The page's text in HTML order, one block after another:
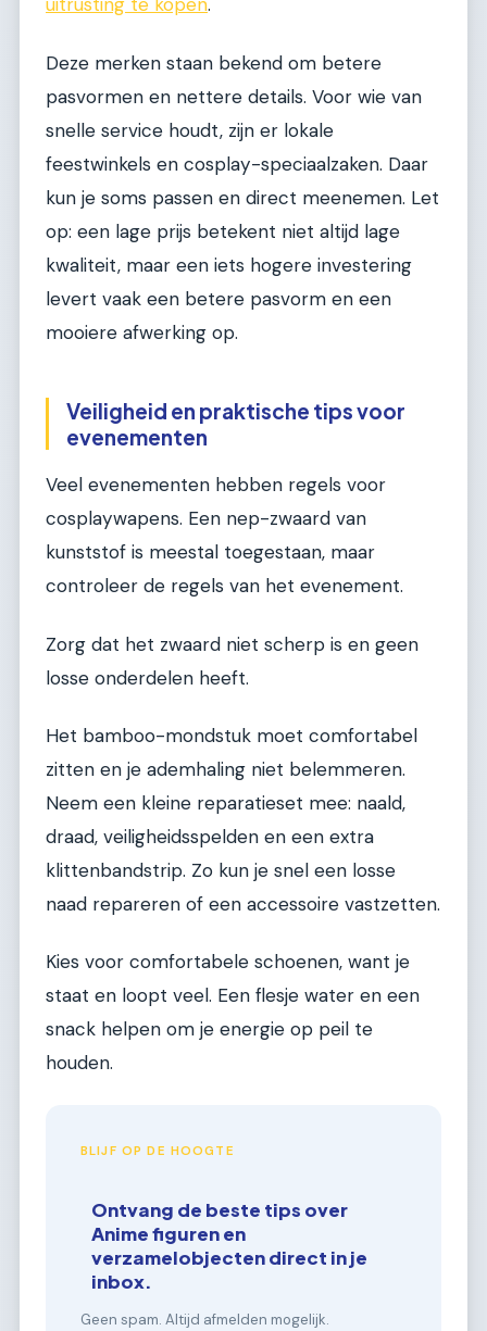
Deze merken staan bekend om betere
pasvormen en nettere details. Voor wie van
snelle service houdt, zijn er lokale
feestwinkels en cosplay-speciaalzaken. Daar
kun je soms passen en direct meenemen. Let
op: een lage prijs betekent niet altijd lage
kwaliteit, maar een iets hogere investering
levert vaak een betere pasvorm en een
mooiere afwerking op.
Veiligheid en praktische tips voor
evenementen
Veel evenementen hebben regels voor
cosplaywapens. Een nep-zwaard van
kunststof is meestal toegestaan, maar
controleer de regels van het evenement.
Zorg dat het zwaard niet scherp is en geen
losse onderdelen heeft.
Het bamboo-mondstuk moet comfortabel
zitten en je ademhaling niet belemmeren.
Neem een kleine reparatieset mee: naald,
draad, veiligheidsspelden en een extra
klittenbandstrip. Zo kun je snel een losse
naad repareren of een accessoire vastzetten.
Kies voor comfortabele schoenen, want je
staat en loopt veel. Een flesje water en een
snack helpen om je energie op peil te
houden.
BLIJF OP DE HOOGTE
Ontvang de beste tips over
Anime figuren en
verzamelobjecten direct in je
inbox.
Geen spam. Altijd afmelden mogelijk.